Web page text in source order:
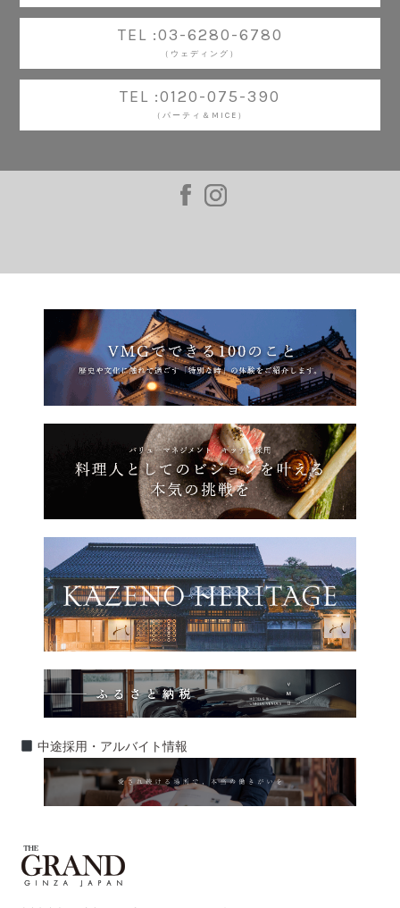
TEL :03-6280-6780
（ウェディング）
TEL :0120-075-390
（パーティ＆MICE）
中途採用・アルバイト情報